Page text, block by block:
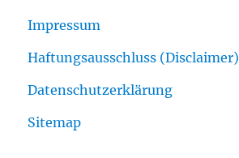
Impressum
Haftungsausschluss (Disclaimer)
Datenschutzerklärung
Sitemap